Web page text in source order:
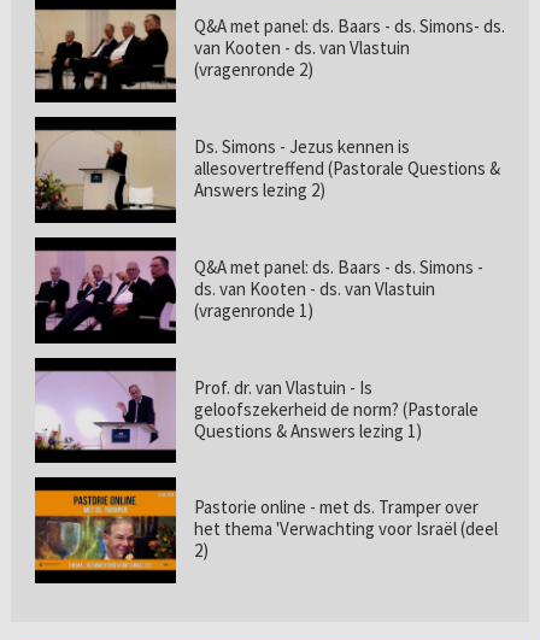
Q&A met panel: ds. Baars - ds. Simons- ds.
van Kooten - ds. van Vlastuin
(vragenronde 2)
Ds. Simons - Jezus kennen is
allesovertreffend (Pastorale Questions &
Answers lezing 2)
Q&A met panel: ds. Baars - ds. Simons -
ds. van Kooten - ds. van Vlastuin
(vragenronde 1)
Prof. dr. van Vlastuin - Is
geloofszekerheid de norm? (Pastorale
Questions & Answers lezing 1)
Pastorie online - met ds. Tramper over
het thema 'Verwachting voor Israël (deel
2)